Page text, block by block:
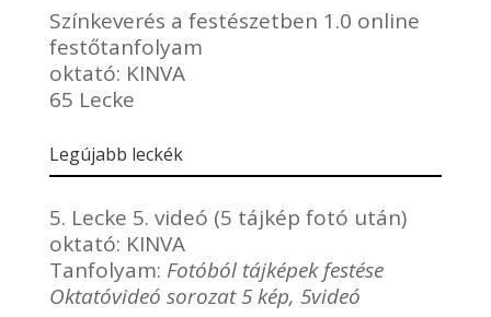
Színkeverés a festészetben 1.0 online
festőtanfolyam
oktató: KINVA
65 Lecke
Legújabb leckék
5. Lecke 5. videó (5 tájkép fotó után)
oktató: KINVA
Tanfolyam: Fotóból tájképek festése
Oktatóvideó sorozat 5 kép, 5videó